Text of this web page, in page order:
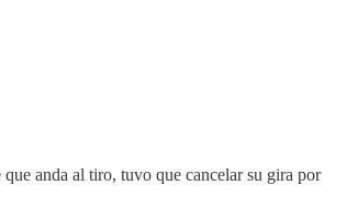
anda al tiro, tuvo que cancelar su gira por